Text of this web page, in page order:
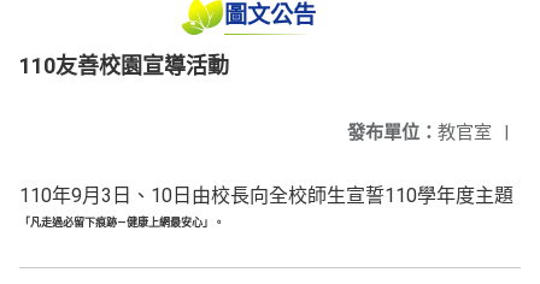
圖文公告
110友善校園宣導活動
發布單位： 教官室 |
110年9月3日、10日由校長向全校師生宣誓110學年度主題
「凡走過必留下痕跡—健康上網最安心」。